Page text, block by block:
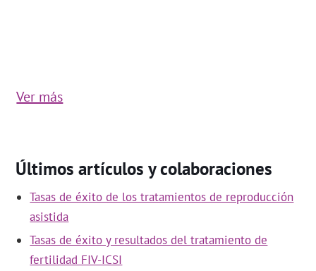
Ver más
Últimos artículos y colaboraciones
Tasas de éxito de los tratamientos de reproducción
asistida
Tasas de éxito y resultados del tratamiento de
fertilidad FIV-ICSI